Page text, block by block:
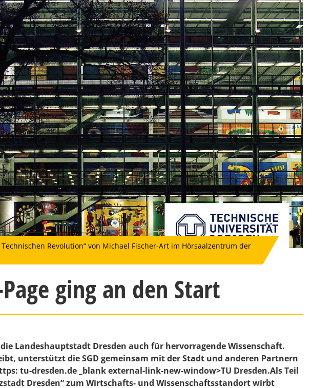
Revolution“ von Michael Fischer-Art im Hörsaalzentrum der
ging an den Start
Landeshauptstadt Dresden auch für hervorragende Wissenschaft.
unterstützt die SGD gemeinsam mit der Stadt und anderen Partnern
tu-dresden.de _blank external-link-new-window>TU Dresden.Als Teil
Dresden“ zum Wirtschafts- und Wissenschaftsstandort wirbt